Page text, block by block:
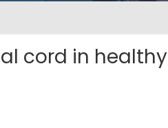
cord in healthy